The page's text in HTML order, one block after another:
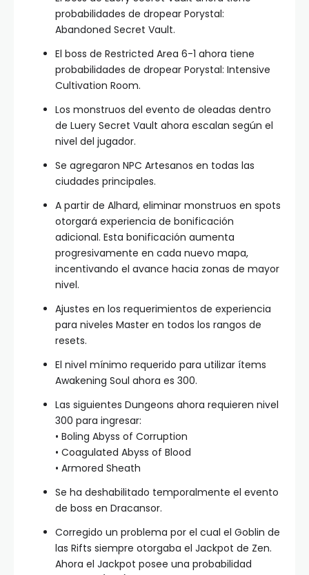
probabilidades de dropear Porystal:
Abandoned Secret Vault.
El boss de Restricted Area 6-1 ahora tiene
probabilidades de dropear Porystal: Intensive
Cultivation Room.
Los monstruos del evento de oleadas dentro
de Luery Secret Vault ahora escalan según el
nivel del jugador.
Se agregaron NPC Artesanos en todas las
ciudades principales.
A partir de Alhard, eliminar monstruos en spots
otorgará experiencia de bonificación
adicional. Esta bonificación aumenta
progresivamente en cada nuevo mapa,
incentivando el avance hacia zonas de mayor
nivel.
Ajustes en los requerimientos de experiencia
para niveles Master en todos los rangos de
resets.
El nivel mínimo requerido para utilizar ítems
Awakening Soul ahora es 300.
Las siguientes Dungeons ahora requieren nivel
300 para ingresar:
• Boling Abyss of Corruption
• Coagulated Abyss of Blood
• Armored Sheath
Se ha deshabilitado temporalmente el evento
de boss en Dracansor.
Corregido un problema por el cual el Goblin de
las Rifts siempre otorgaba el Jackpot de Zen.
Ahora el Jackpot posee una probabilidad